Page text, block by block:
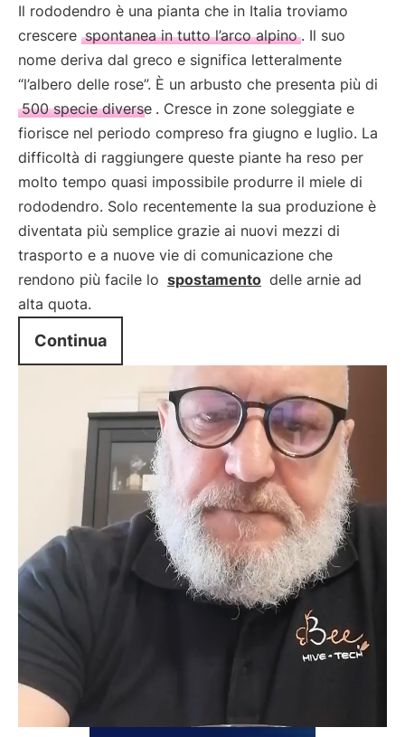
Il rododendro è una pianta che in Italia troviamo
crescere spontanea in tutto l’arco alpino . Il suo
nome deriva dal greco e significa letteralmente
“l’albero delle rose”. È un arbusto che presenta più di
500 specie diverse . Cresce in zone soleggiate e
fiorisce nel periodo compreso fra giugno e luglio. La
difficoltà di raggiungere queste piante ha reso per
molto tempo quasi impossibile produrre il miele di
rododendro. Solo recentemente la sua produzione è
diventata più semplice grazie ai nuovi mezzi di
trasporto e a nuove vie di comunicazione che
rendono più facile lo spostamento delle arnie ad
alta quota.
Continua